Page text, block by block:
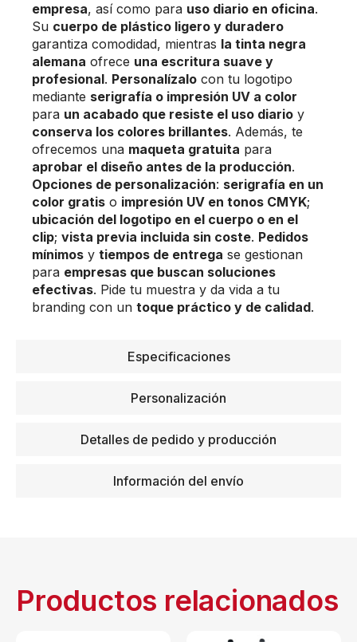
Especificaciones
Personalización
Detalles de pedido y producción
Información del envío
empresa, así como para uso diario en oficina.
Su cuerpo de plástico ligero y duradero
garantiza comodidad, mientras la tinta negra
alemana ofrece una escritura suave y
profesional. Personalízalo con tu logotipo
mediante serigrafía o impresión UV a color
para un acabado que resiste el uso diario y
conserva los colores brillantes. Además, te
ofrecemos una maqueta gratuita para
aprobar el diseño antes de la producción.
Opciones de personalización: serigrafía en un
color gratis o impresión UV en tonos CMYK;
ubicación del logotipo en el cuerpo o en el
clip; vista previa incluida sin coste. Pedidos
mínimos y tiempos de entrega se gestionan
para empresas que buscan soluciones
efectivas. Pide tu muestra y da vida a tu
branding con un toque práctico y de calidad.
Productos relacionados